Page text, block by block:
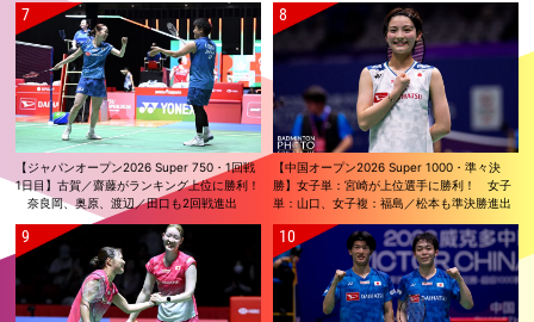
【ジャパンオープン2026 Super 750・1回戦
1日目】古賀／齋藤がランキング上位に勝利！
奈良岡、奥原、渡辺／田口も2回戦進出
【中国オープン2026 Super 1000・準々決
勝】女子単：宮崎が上位選手に勝利！ 女子
単：山口、女子複：福島／松本も準決勝進出